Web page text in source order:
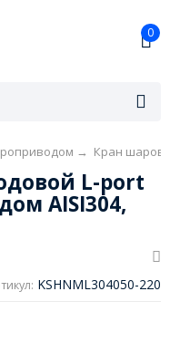
0
→ Кран
L-port
AISI304,
KSHNML304050-220